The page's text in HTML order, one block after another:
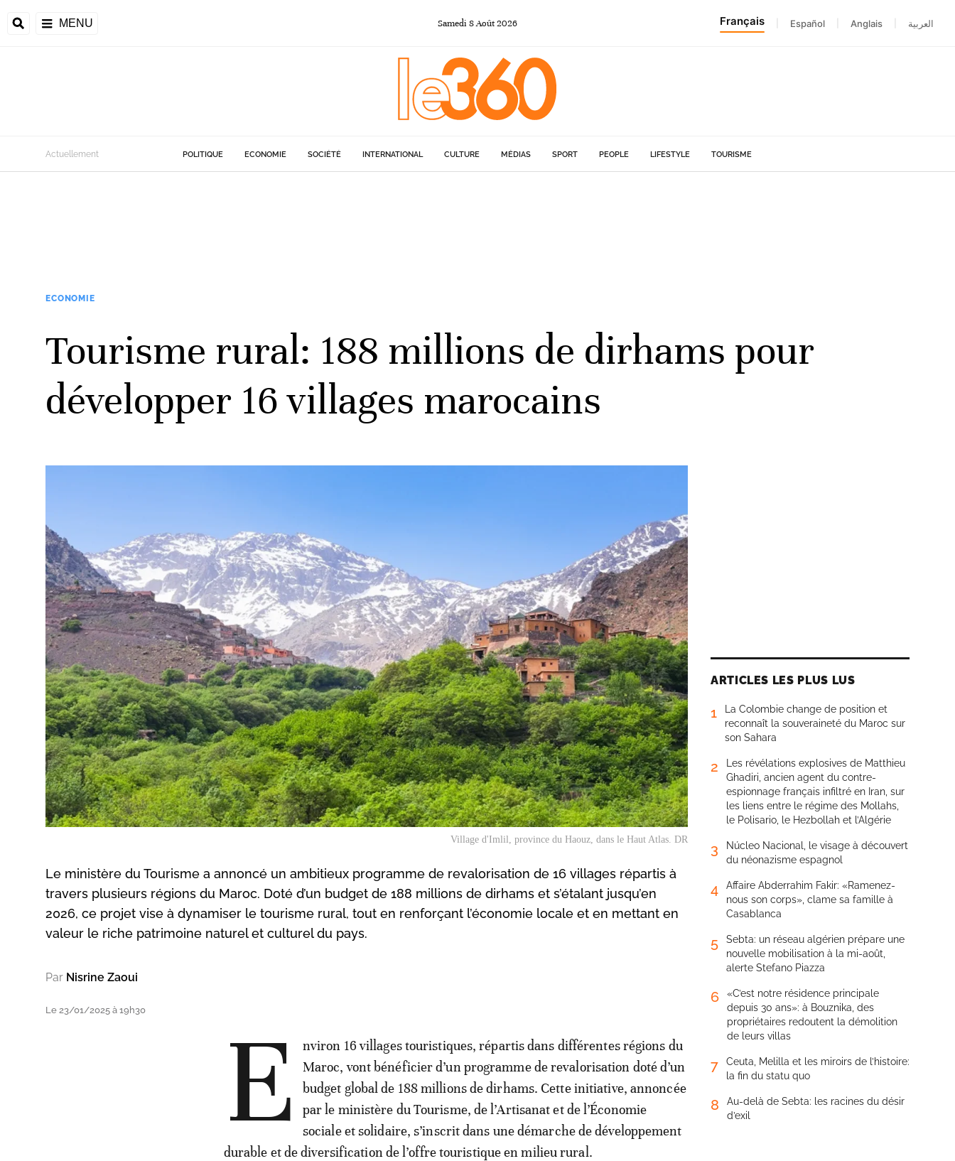
MENU Samedi 8Août2026 Français Español Anglais العربية
Actuellement POLITIQUE ECONOMIE SOCIÉTÉ INTERNATIONAL CULTURE MÉDIAS SPORT PEOPLE LIFESTYLE TOURISME
ECONOMIE
Tourisme rural: 188 millions de dirhams pour
développer 16 villages marocains
Village d'Imlil, province du Haouz, dans le Haut Atlas. DR
Le ministère du Tourisme a annoncé un ambitieux programme de revalorisation de 16 villages répartis à
travers plusieurs régions du Maroc. Doté d’un budget de 188 millions de dirhams et s’étalant jusqu’en
2026, ce projet vise à dynamiser le tourisme rural, tout en renforçant l’économie locale et en mettant en
valeur le riche patrimoine naturel et culturel du pays.
Par Nisrine Zaoui
Le 23/01/2025 à 19h30 E
nviron 16 villages touristiques, répartis dans différentes régions du
Maroc, vont bénéficier d’un programme de revalorisation doté d’un
budget global de 188 millions de dirhams. Cette initiative, annoncée
par le ministère du Tourisme, de l’Artisanat et de l’Économie
sociale et solidaire, s’inscrit dans une démarche de développement
durable et de diversification de l’offre touristique en milieu rural.
ARTICLES LES PLUS LUS
1
La Colombie change de position et
reconnaît la souveraineté du Maroc sur
son Sahara
2
Les révélations explosives de Matthieu
Ghadiri, ancien agent du contre-
espionnage français infiltré en Iran, sur
les liens entre le régime des Mollahs,
le Polisario, le Hezbollah et l’Algérie
3
Núcleo Nacional, le visage à découvert
du néonazisme espagnol
4
Affaire Abderrahim Fakir: «Ramenez-
nous son corps», clame sa famille à
Casablanca
5
Sebta: un réseau algérien prépare une
nouvelle mobilisation à la mi-août,
alerte Stefano Piazza
6
«C’est notre résidence principale
depuis 30 ans»: à Bouznika, des
propriétaires redoutent la démolition
de leurs villas
7
Ceuta, Melilla et les miroirs de l’histoire:
la fin du statu quo
8
Au-delà de Sebta: les racines du désir
d’exil